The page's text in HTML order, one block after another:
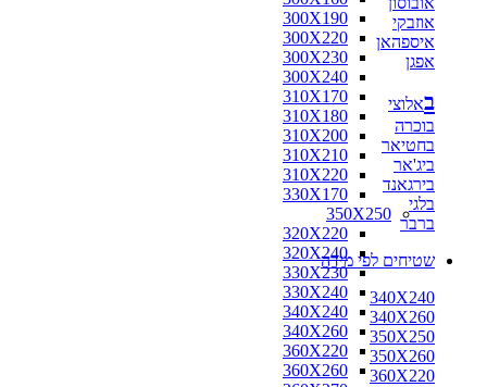
300X190
300X220
300X230
300X240
310X170
310X180
310X200
310X210
310X220
330X170
350X250
320X220
320X240
330X230
330X240
340X240
340X260
360X220
360X260
אוזבקי
איספהאן
אפגן
באלוצי
בוכרה
בחטיאר
ביג'אר
בירגאנד
בלגי
ברבר
שטיחים לפי מידה
340X240
340X260
350X250
350X260
360X220